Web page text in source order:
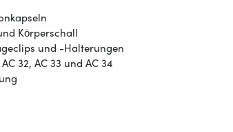
Körperschall
und -Halterungen
32, AC 33 und AC 34